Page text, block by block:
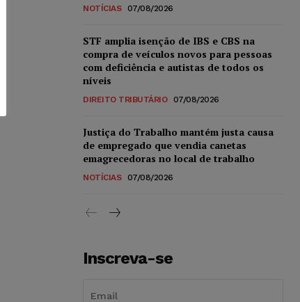
NOTÍCIAS 07/08/2026
STF amplia isenção de IBS e CBS na
compra de veículos novos para pessoas
com deficiência e autistas de todos os
níveis
DIREITO TRIBUTÁRIO 07/08/2026
Justiça do Trabalho mantém justa causa
de empregado que vendia canetas
emagrecedoras no local de trabalho
NOTÍCIAS 07/08/2026
Inscreva-se